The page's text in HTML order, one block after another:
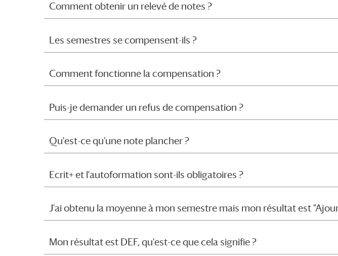
Comment obtenir un relevé de notes ?
Les semestres se compensent-ils ?
Comment fonctionne la compensation ?
Puis-je demander un refus de compensation ?
Qu'est-ce qu'une note plancher ?
Ecrit+ et l'autoformation sont-ils obligatoires ?
J'ai obtenu la moyenne à mon semestre mais mon résultat est
Mon résultat est DEF, qu'est-ce que cela signifie ?